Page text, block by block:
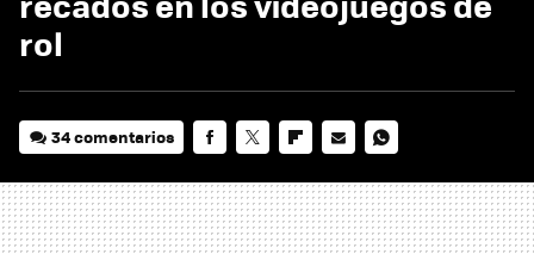
rol
34 comentarios
MAIL